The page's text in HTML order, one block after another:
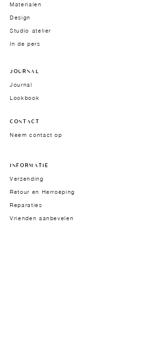
Materialen
Design
Studio-atelier
In de pers
JOURNAL
Journal
Lookbook
CONTACT
Neem contact op
INFORMATIE
Verzending
Retour en Herroeping
Reparaties
Vrienden aanbevelen